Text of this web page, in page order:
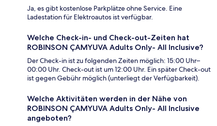
Ja, es gibt kostenlose Parkplätze ohne Service. Eine
Ladestation für Elektroautos ist verfügbar.
Welche Check-in- und Check-out-Zeiten hat
ROBINSON ÇAMYUVA Adults Only- All Inclusive?
Der Check-in ist zu folgenden Zeiten möglich: 15:00 Uhr–
00:00 Uhr. Check-out ist um 12:00 Uhr. Ein später Check-out
ist gegen Gebühr möglich (unterliegt der Verfügbarkeit).
Welche Aktivitäten werden in der Nähe von
ROBINSON ÇAMYUVA Adults Only- All Inclusive
angeboten?